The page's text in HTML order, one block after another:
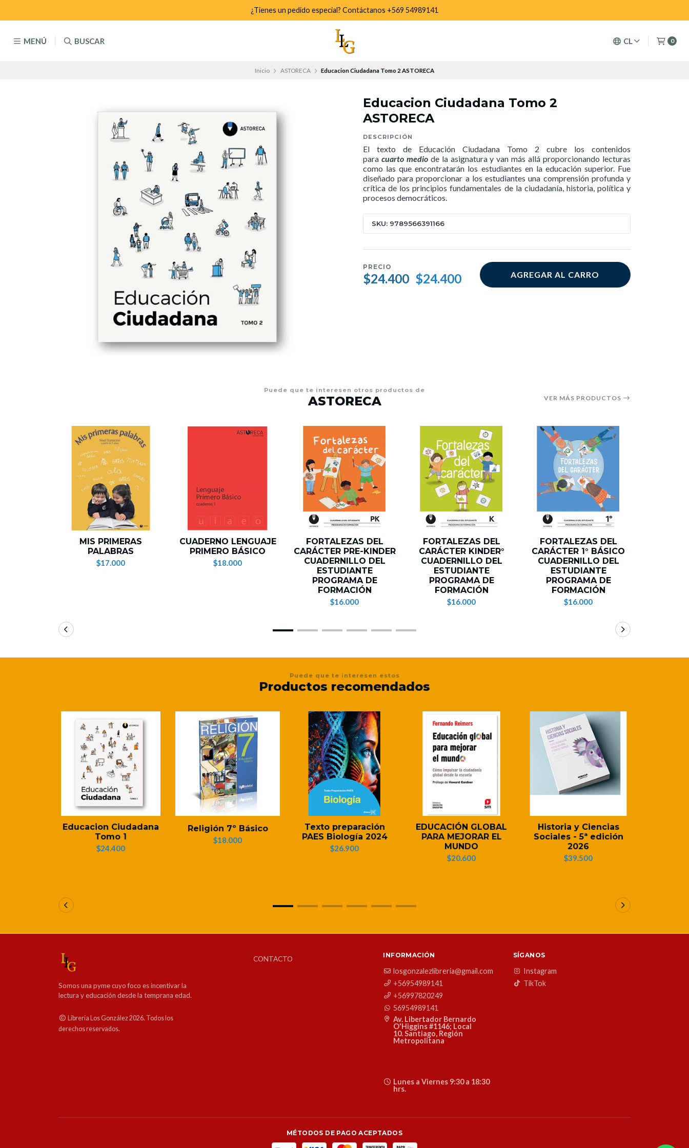
MENÚ BUSCAR CL 0
¿Tienes un pedido especial? Contáctanos +569 54989141
Inicio ASTORECA Educacion Ciudadana Tomo 2 ASTORECA
Educacion Ciudadana Tomo 2
ASTORECA
DESCRIPCIÓN
El texto de Educación Ciudadana Tomo 2 cubre los contenidos
para cuartomediode la asignatura y van más allá proporcionando lecturas
como las que encontratarán los estudiantes en la educación superior. Fue
diseñado para proporcionar a los estudiantes una comprensión profunda y
crítica de los principios fundamentales de la ciudadanía, historia, política y
procesos democráticos.
SKU: 9789566391166
PRECIO
$24.400 $24.400 AGREGAR AL CARRO
Puede que te interesen otros productos de
ASTORECA VER MÁS PRODUCTOS
MIS PRIMERAS
PALABRAS
$17.000
CUADERNO LENGUAJE
PRIMERO BÁSICO
$18.000
FORTALEZAS DEL
CARÁCTER PRE-KINDER
CUADERNILLO DEL
ESTUDIANTE
PROGRAMA DE
FORMACIÓN
$16.000
FORTALEZAS DEL
CARÁCTER KINDER°
CUADERNILLO DEL
ESTUDIANTE
PROGRAMA DE
FORMACIÓN
$16.000
FORTALEZAS DEL
CARÁCTER 1° BÁSICO
CUADERNILLO DEL
ESTUDIANTE
PROGRAMA DE
FORMACIÓN
$16.000
Puede que te interesen estos
Productos recomendados
Educacion Ciudadana
Tomo 1
$24.400
Religión 7º Básico
$18.000
Texto preparación
PAES Biología 2024
$26.900
EDUCACIÓN GLOBAL
PARA MEJORAR EL
MUNDO
$20.600
Historia y Ciencias
Sociales - 5ª edición
2026
$39.500
Somos una pyme cuyo foco es incentivar la
lectura y educación desde la temprana edad.
Librería Los González 2026. Todos los
derechos reservados.
CONTACTO INFORMACIÓN
losgonzalezlibreria@gmail.com
+56954989141
+56997820249
56954989141
Av. Libertador Bernardo
O'Higgins #1146; Local
10. Santiago, Región
Metropolitana
Lunes a Viernes 9:30 a 18:30
hrs.
SÍGANOS
Instagram
TikTok
MÉTODOS DE PAGO ACEPTADOS